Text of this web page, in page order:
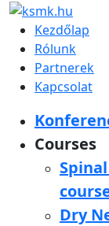
Kezdőlap
Rólunk
Partnerek
Kapcsolat
Courses
Dry